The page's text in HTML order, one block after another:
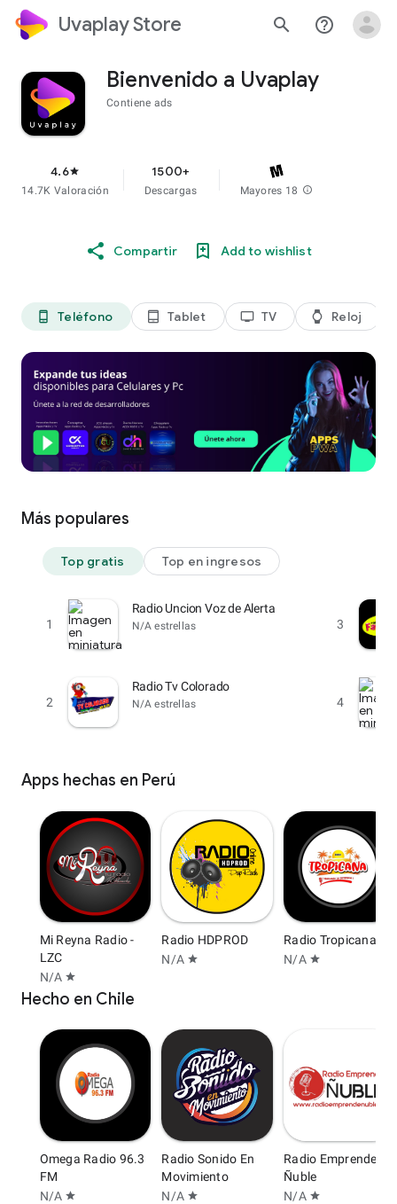
Uvaplay Store search help_outline
Bienvenido a Uvaplay
Contiene ads
4.6star
14.7K Valoración
1500+
Descargas Mayores 18 info
Compartir Add to wishlist
phone_android Teléfono tablet_android Tablet tv TV watch Reloj
Más populares
Top gratis Top en ingresos
1
Radio Uncion Voz de Alerta
N/A estrellas
2
Radio Tv Colorado
N/A estrellas
3
4
Apps hechas en Perú
Mi Reyna Radio -
LZC
N/A star
Radio HDPROD
N/A star
Radio Tropicana
N/A star
Hecho en Chile
Omega Radio 96.3
FM
N/A star
Radio Sonido En
Movimiento
N/A star
Radio Emprende
Ñuble
N/A star